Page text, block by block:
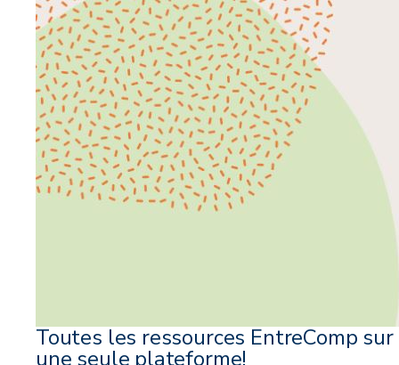
Toutes les ressources EntreComp sur
une seule plateforme!